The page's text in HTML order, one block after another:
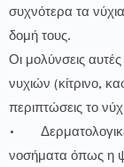
συχνότερα τα
δομή τους.
Οι μολύνσεις
νυχιών (κίτρινο,
περιπτώσεις το
•
νοσήματα όπως η